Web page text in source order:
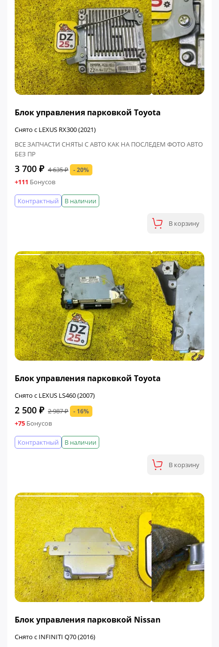
Блок управления парковкой Toyota
Снято с LEXUS RX300 (2021)
ВСЕ ЗАПЧАСТИ СНЯТЫ С АВТО КАК НА ПОСЛЕДЕМ ФОТО АВТО
БЕЗ ПР
3 700 ₽ 4 635 ₽ - 20%
+111 Бонусов
В наличии
Контрактный
В корзину
Блок управления парковкой Toyota
Снято с LEXUS LS460 (2007)
2 500 ₽ 2 987 ₽ - 16%
+75 Бонусов
В наличии
Контрактный
В корзину
Блок управления парковкой Nissan
Снято с INFINITI Q70 (2016)